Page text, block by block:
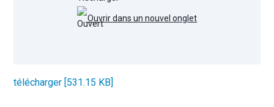
Ouvrir dans un nouvel onglet
télécharger [531.15 KB]